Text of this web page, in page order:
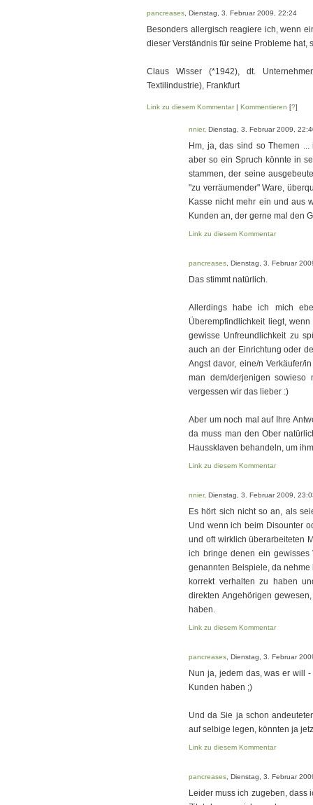
pancreases , Dienstag, 3. Februar 2009, 22:24
Besonders allergisch reagiere ich, wenn
dieser Verständnis für seine Probleme hat,
Claus Wisser (*1942), dt.
Textilindustrie), Frankfurt
Link zu diesem Kommentar| Kommentieren [?]
nnier, Dienstag, 3. Februar 2009,
Hm, ja, das sind so Themen
aber so ein Spruch könnte in
stammen, der seine
"zu verräumender" Ware,
Kasse nicht mehr ein und aus
Kunden an, der gerne mal den
Link zu diesem Kommentar
pancreases , Dienstag, 3. Februar
Das stimmt natürlich.
Allerdings habe ich mich
Überempfindlichkeit liegt,
gewisse Unfreundlichkeit zu
auch an der Einrichtung oder
Angst davor, eine/n Verkäufer/
man dem/derjenigen sowieso
vergessen wir das lieber :)
Aber um noch mal auf Ihre
da muss man den Ober
Haussklaven behandeln, um
Link zu diesem Kommentar
nnier, Dienstag, 3. Februar 2009,
Es hört sich nicht so an, als
Und wenn ich beim Disounter
und oft wirklich überarbeiteten
ich bringe denen ein gewisses
genannten Beispiele, da nehme
korrekt verhalten zu haben
direkten Angehörigen
haben.
Link zu diesem Kommentar
pancreases , Dienstag, 3. Februar
Nun ja, jedem das, was er will
Kunden haben ;)
Und da Sie ja schon
auf selbige legen, könnten ja
Link zu diesem Kommentar
pancreases , Dienstag, 3. Februar
Leider muss ich zugeben, dass